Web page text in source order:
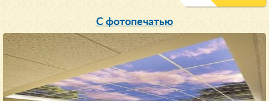
С фотопечатью